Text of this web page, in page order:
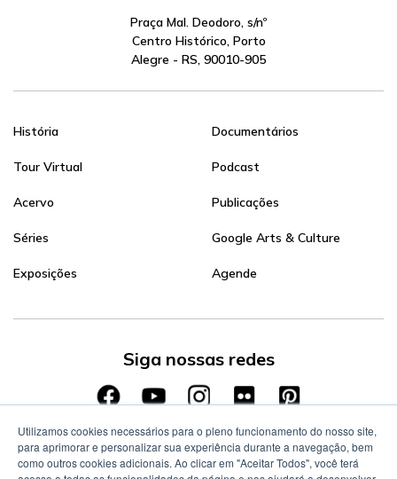
Praça Mal. Deodoro, s/nº
Centro Histórico, Porto
Alegre - RS, 90010-905
História
Tour Virtual
Acervo
Séries
Exposições
Documentários
Podcast
Publicações
Google Arts & Culture
Agende
Siga nossas redes
Utilizamos cookies necessários para o pleno funcionamento do nosso site,
para aprimorar e personalizar sua experiência durante a navegação, bem
como outros cookies adicionais. Ao clicar em "Aceitar Todos", você terá